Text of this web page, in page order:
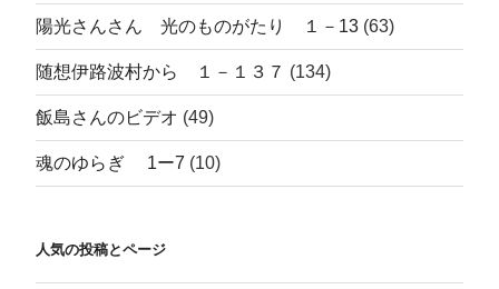
陽光さんさん 光のものがたり １－13 (63)
随想伊路波村から １－１３７ (134)
飯島さんのビデオ (49)
魂のゆらぎ 1ー7 (10)
人気の投稿とページ